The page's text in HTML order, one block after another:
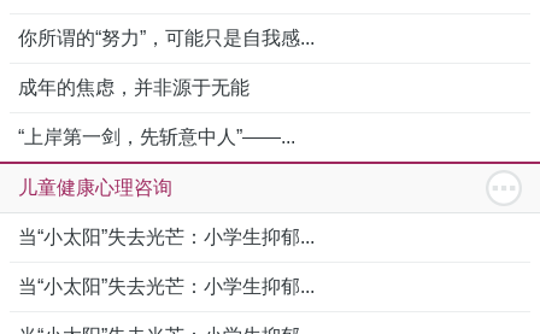
你所谓的“努力”，可能只是自我感...
成年的焦虑，并非源于无能
“上岸第一剑，先斩意中人”——...
儿童健康心理咨询
当“小太阳”失去光芒：小学生抑郁...
当“小太阳”失去光芒：小学生抑郁...